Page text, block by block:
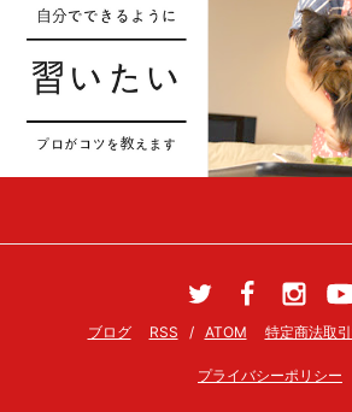
ブログ RSS / ATOM 特定商法取
プライバシーポリシー